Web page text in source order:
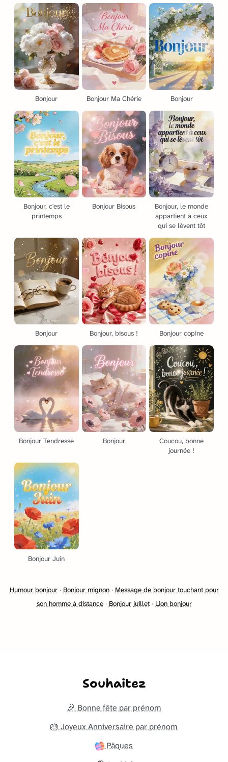
Bonjour Bonjour Ma Chérie Bonjour
Bonjour, c'est le
printemps
Bonjour Bisous
Bonjour, le monde
appartient à ceux
qui se lèvent tôt
Bonjour Bonjour, bisous ! Bonjour copine
Bonjour Tendresse Bonjour
Coucou, bonne
journée !
Bonjour Juin
Humour bonjour· Bonjour mignon· Message de bonjour touchant pour
son homme à distance· Bonjour juillet· Lion bonjour
Souhaitez
🎉 Bonne fête par prénom
🎂 Joyeux Anniversaire par prénom
Pâques